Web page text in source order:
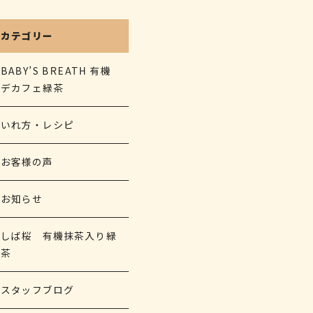
カテゴリー
BABY’S BREATH 有機
デカフェ緑茶
いれ方・レシピ
お客様の声
お知らせ
しば桜 有機抹茶入り緑
茶
スタッフブログ